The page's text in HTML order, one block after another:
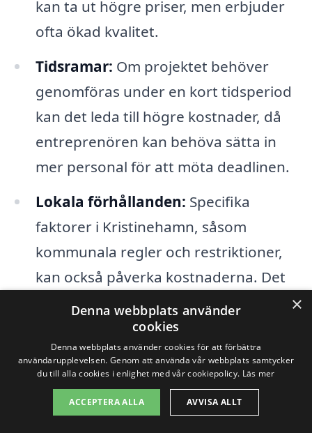
kan ta ut högre priser, men erbjuder
ofta ökad kvalitet.
Tidsramar: Om projektet behöver
genomföras under en kort tidsperiod
kan det leda till högre kostnader, då
entreprenören kan behöva sätta in
mer personal för att möta deadlinen.
Lokala förhållanden: Specifika
faktorer i Kristinehamn, såsom
kommunala regler och restriktioner,
kan också påverka kostnaderna. Det
är viktigt att välja en entreprenör som
har god kännedom om dessa
aspekter.
Att hämta in flera erbjudanden kan hjälpa
dig att få en bättre förståelse för priserna
×
Denna webbplats använder
cookies
Denna webbplats använder cookies för att förbättra
användarupplevelsen. Genom att använda vår webbplats samtycker
du till alla cookies i enlighet med vår cookiepolicy. Läs mer
ACCEPTERA ALLA AVVISA ALLT